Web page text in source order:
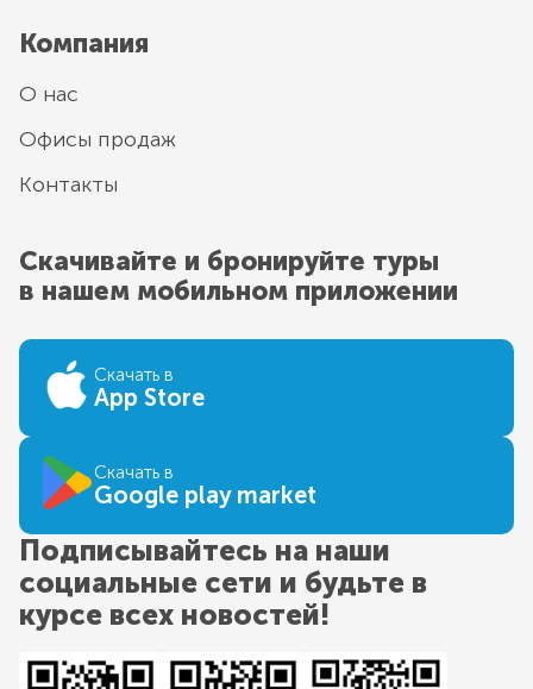
Компания
О нас
Офисы продаж
Контакты
Скачивайте и бронируйте туры
в нашем мобильном приложении
Скачать в
App Store
Скачать в
Google play market
Подписывайтесь на наши
социальные сети и будьте в
курсе всех новостей!